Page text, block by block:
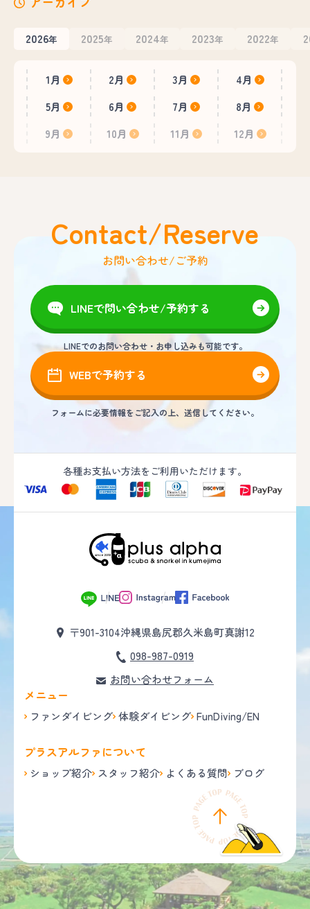
2026年 2025年 2024年 2023年 2022年
1月 2月 3月
4月
5月
6月 7月
8月
9月
10月 11月 12月
Contact/Reserve
お問い合わせ/ご予約
LINEで問い合わせ/予約する
LINEでのお問い合わせ・お申し込みも可能です。
WEBで予約する
フォームに必要情報をご記入の上、送信してください。
各種お支払い方法をご利用いただけます。
〒901-3104沖縄県島尻郡久米島町真謝12
098-987-0919
お問い合わせフォーム
メニュー
ファンダイビング 体験ダイビング FunDiving/EN
プラスアルファについて
ショップ紹介 スタッフ紹介 よくある質問 ブログ